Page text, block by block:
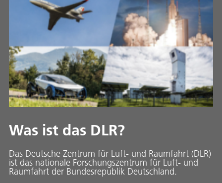
Was ist das DLR?
Das Deutsche Zentrum für Luft- und Raumfahrt (DLR)
ist das nationale Forschungszentrum für Luft- und
Raumfahrt der Bundesrepublik Deutschland.